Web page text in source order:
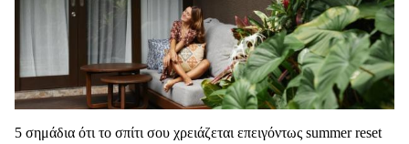
5 σημάδια ότι το σπίτι σου χρειάζεται επειγόντως summer reset